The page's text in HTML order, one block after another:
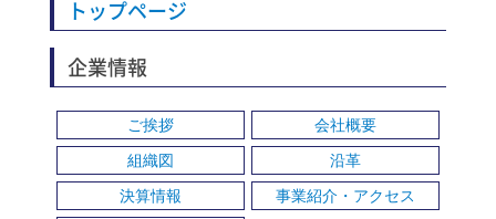
トップページ
企業情報
ご挨拶
会社概要
組織図
沿革
決算情報
事業紹介・アクセス